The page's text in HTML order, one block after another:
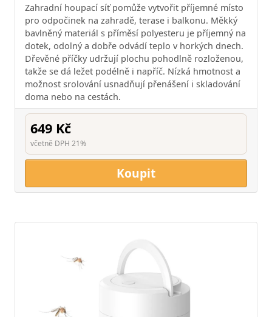
Zahradní houpací síť pomůže vytvořit příjemné místo
pro odpočinek na zahradě, terase i balkonu. Měkký
bavlněný materiál s příměsí polyesteru je příjemný na
dotek, odolný a dobře odvádí teplo v horkých dnech.
Dřevěné příčky udržují plochu pohodlně rozloženou,
takže se dá ležet podélně i napříč. Nízká hmotnost a
možnost srolování usnadňují přenášení i skladování
doma nebo na cestách.
649 Kč
včetně DPH 21%
Koupit